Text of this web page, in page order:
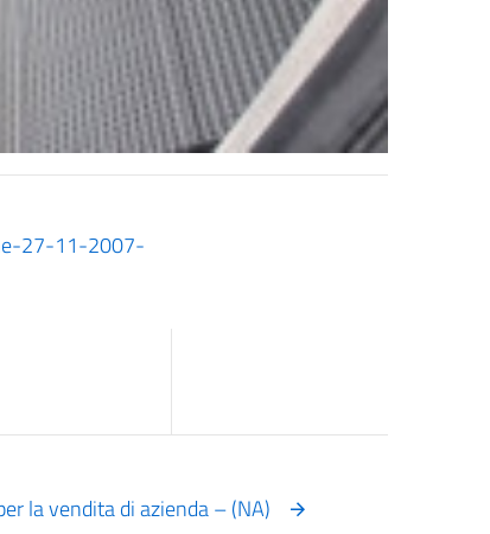
27-11-2007-
la vendita di azienda – (NA)